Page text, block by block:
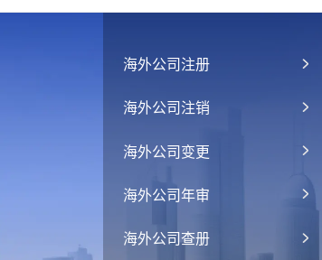
海外公司注册
海外公司注销
海外公司变更
海外公司年审
海外公司查册